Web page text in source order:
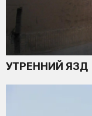
УТРЕННИЙ ЯЗД